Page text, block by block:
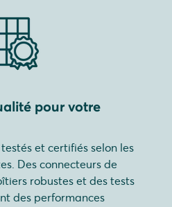
pour votre
et certifiés selon les
Des connecteurs de
robustes et des tests
des performances